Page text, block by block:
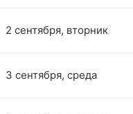
2 сентября, вторник
3 сентября, среда